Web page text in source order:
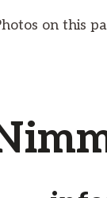
on this